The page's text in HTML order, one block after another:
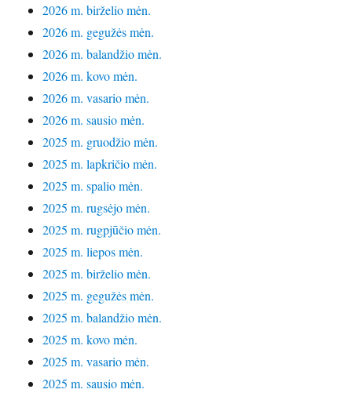
2026 m. birželio mėn.
2026 m. gegužės mėn.
2026 m. balandžio mėn.
2026 m. kovo mėn.
2026 m. vasario mėn.
2026 m. sausio mėn.
2025 m. gruodžio mėn.
2025 m. lapkričio mėn.
2025 m. spalio mėn.
2025 m. rugsėjo mėn.
2025 m. rugpjūčio mėn.
2025 m. liepos mėn.
2025 m. birželio mėn.
2025 m. gegužės mėn.
2025 m. balandžio mėn.
2025 m. kovo mėn.
2025 m. vasario mėn.
2025 m. sausio mėn.